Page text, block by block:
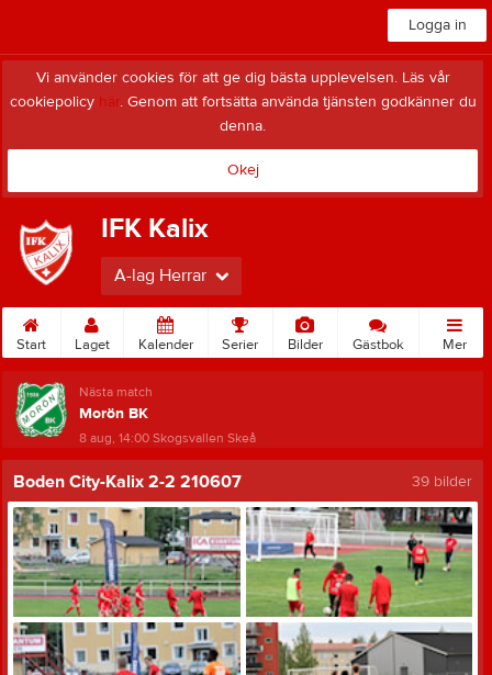
Logga in
Vi använder cookies för att ge dig bästa upplevelsen. Läs vår
cookiepolicy här. Genom att fortsätta använda tjänsten godkänner du
denna.
Okej
IFK Kalix
A-lag Herrar
Start Laget Kalender Serier Bilder Gästbok Mer
Nästa match
Morön BK
8 aug, 14:00Skogsvallen Skeå
Boden City-Kalix 2-2 210607 39 bilder